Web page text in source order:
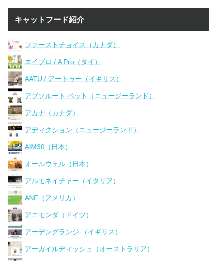
キャットフード紹介
ファーストチョイス（カナダ）
エイプロ / A Pro（タイ）
AATU / アートゥー（イギリス）
アブソルート ペット（ニュージーランド）
アカナ（カナダ）
アディクション（ニュージーランド）
AIM30（日本）
オールウェル（日本）
アルモネイチャー（イタリア）
ANF（アメリカ）
アニモンダ（ドイツ）
アーデングランジ （イギリス）
アーガイルディッシュ（オーストラリア）